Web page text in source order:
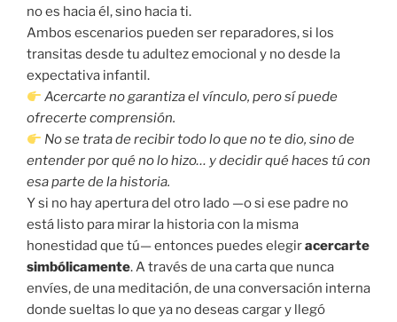
no es hacia él, sino hacia ti.
Ambos escenarios pueden ser reparadores, si los
transitas desde tu adultez emocional y no desde la
expectativa infantil.
Acercarte no garantiza el vínculo, pero sí puede
ofrecerte comprensión.
No se trata de recibir todo lo que no te dio, sino de
entender por qué no lo hizo… y decidir qué haces tú con
esa parte de la historia.
Y si no hay apertura del otro lado —o si ese padre no
está listo para mirar la historia con la misma
honestidad que tú— entonces puedes elegiracercarte
simbólicamente. A través de una carta que nunca
envíes, de una meditación, de una conversación interna
donde sueltas lo que ya no deseas cargar y llegó